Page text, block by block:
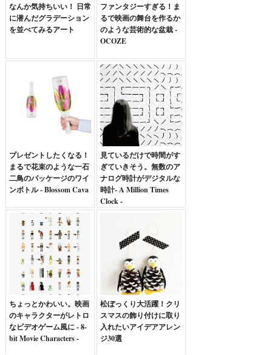
なんか気持ちいい！ 日常
に潜んだグラデーション
を並べてみるアート
ファンタジーすぎる！ま
るで映画の舞台を作るか
のような芸術的な盆栽 -
OCOZE
プレゼントしたくなる！
まるで花束のような一石
二鳥のパッケージのワイ
ンボトル - Blossom Cava
見ているだけで時間がす
ぎていきそう。無数のア
ナログ時計がデジタルな
時計- A Million Times
Clock -
ちょっとかわいい。映画
のキャラクターがレトロ
なビデオゲーム風に - 8-
bit Movie Characters -
松ぼっくり大活躍！クリ
スマスの飾り付けに取り
入れたいアイデアアレン
ジ30選